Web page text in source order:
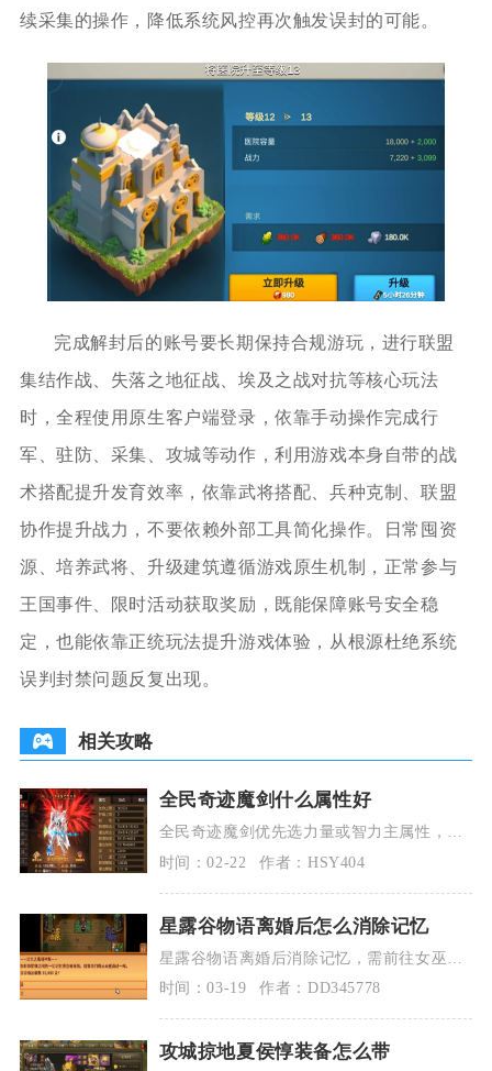
续采集的操作，降低系统风控再次触发误封的可能。
完成解封后的账号要长期保持合规游玩，进行联盟
集结作战、失落之地征战、埃及之战对抗等核心玩法
时，全程使用原生客户端登录，依靠手动操作完成行
军、驻防、采集、攻城等动作，利用游戏本身自带的战
术搭配提升发育效率，依靠武将搭配、兵种克制、联盟
协作提升战力，不要依赖外部工具简化操作。日常囤资
源、培养武将、升级建筑遵循游戏原生机制，正常参与
王国事件、限时活动获取奖励，既能保障账号安全稳
定，也能依靠正统玩法提升游戏体验，从根源杜绝系统
误判封禁问题反复出现。
相关攻略
全民奇迹魔剑什么属性好
全民奇迹魔剑优先选力量或智力主属性，搭
配敏捷辅属性、体力适量，元素以火、雷、
冰最优；主流分
时间：02-22 作者：HSY404
星露谷物语离婚后怎么消除记忆
星露谷物语离婚后消除记忆，需前往女巫沼
泽的女巫小屋，通过记忆之黑暗神龛献祭
30000金币，
时间：03-19 作者：DD345778
攻城掠地夏侯惇装备怎么带